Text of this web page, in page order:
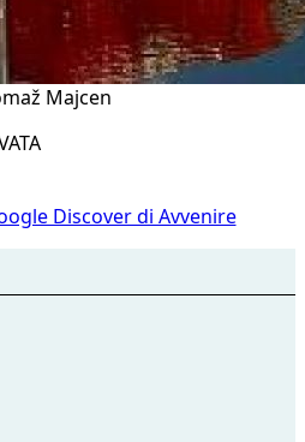
Majcen
Discover di Avvenire